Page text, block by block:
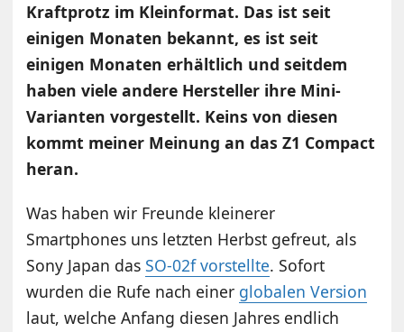
Kraftprotz im Kleinformat. Das ist seit
einigen Monaten bekannt, es ist seit
einigen Monaten erhältlich und seitdem
haben viele andere Hersteller ihre Mini-
Varianten vorgestellt. Keins von diesen
kommt meiner Meinung an das Z1 Compact
heran.
Was haben wir Freunde kleinerer
Smartphones uns letzten Herbst gefreut, als
Sony Japan dasSO-02f vorstellte. Sofort
wurden die Rufe nach einer globalen Version
laut, welche Anfang diesen Jahres endlich